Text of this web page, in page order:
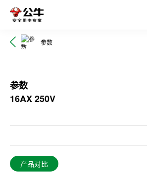
参数
参数
16AX 250V
产品对比